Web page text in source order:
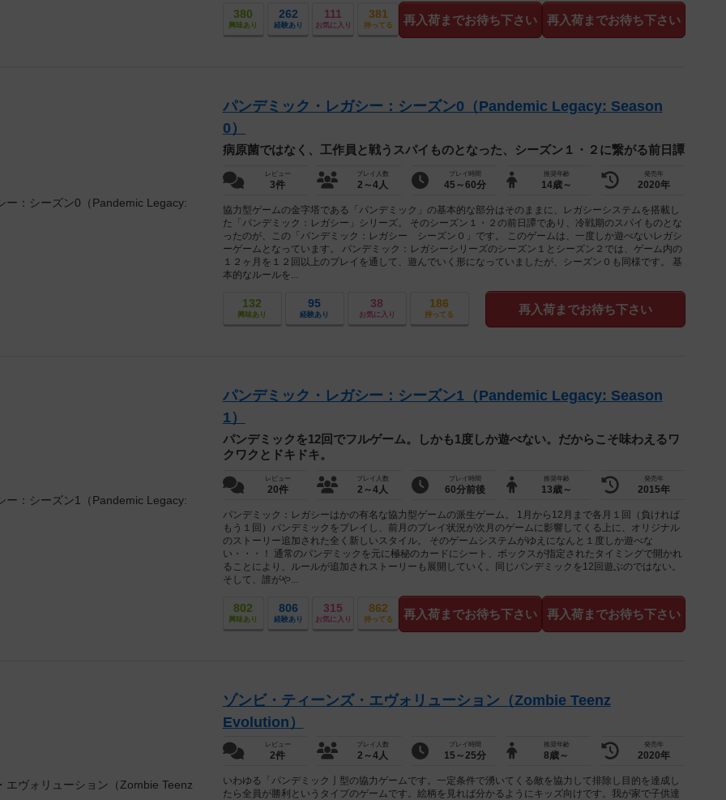
380
興味あり
262
経験あり
111
お気に入り
381
持ってる 再入荷までお待ち下さい 再入荷までお待ち下さい
パンデミック・レガシー：シーズン0（Pandemic Legacy: Season
0）
病原菌ではなく、工作員と戦うスパイものとなった、シーズン１・２に繋がる前日譚
レビュー
3件
プレイ人数
2～4人
プレイ時間
45～60分
推奨年齢
14歳～
発売年
2020年
協力型ゲームの金字塔である「パンデミック」の基本的な部分はそのままに、レガシーシステムを搭載し
た「パンデミック：レガシー」シリーズ。 そのシーズン１・２の前日譚であり、冷戦期のスパイものとな
ったのが、この「パンデミック：レガシー シーズン０」です。 このゲームは、一度しか遊べないレガシ
ーゲームとなっています。 パンデミック：レガシーシリーズのシーズン１とシーズン２では、ゲーム内の
１２ヶ月を１２回以上のプレイを通して、遊んでいく形になっていましたが、シーズン０も同様です。 基
本的なルールを...
132
興味あり
95
経験あり
38
お気に入り
186
持ってる 再入荷までお待ち下さい
パンデミック・レガシー：シーズン1（Pandemic Legacy: Season
1）
パンデミックを12回でフルゲーム。しかも1度しか遊べない。だからこそ味わえるワ
クワクとドキドキ。
レビュー
20件
プレイ人数
2～4人
プレイ時間
60分前後
推奨年齢
13歳～
発売年
2015年
パンデミック：レガシーはかの有名な協力型ゲームの派生ゲーム。 1月から12月まで各月１回（負ければ
もう１回）パンデミックをプレイし、前月のプレイ状況が次月のゲームに影響してくる上に、オリジナル
のストーリー追加された全く新しいスタイル。 そのゲームシステムがゆえになんと１度しか遊べな
い・・・！ 通常のパンデミックを元に極秘のカードにシート、ボックスが指定されたタイミングで開かれ
ることにより、ルールが追加されストーリーも展開していく。同じパンデミックを12回遊ぶのではない。
そして、誰がや...
802
興味あり
806
経験あり
315
お気に入り
862
持ってる 再入荷までお待ち下さい 再入荷までお待ち下さい
ゾンビ・ティーンズ・エヴォリューション（Zombie Teenz
Evolution）
レビュー
2件
プレイ人数
2～4人
プレイ時間
15～25分
推奨年齢
8歳～
発売年
2020年
いわゆる「パンデミック亅型の協力ゲームです。一定条件で湧いてくる敵を協力して排除し目的を達成し
たら全員が勝利というタイプのゲームです。絵柄を見れば分かるようにキッズ向けです。我が家で子供達